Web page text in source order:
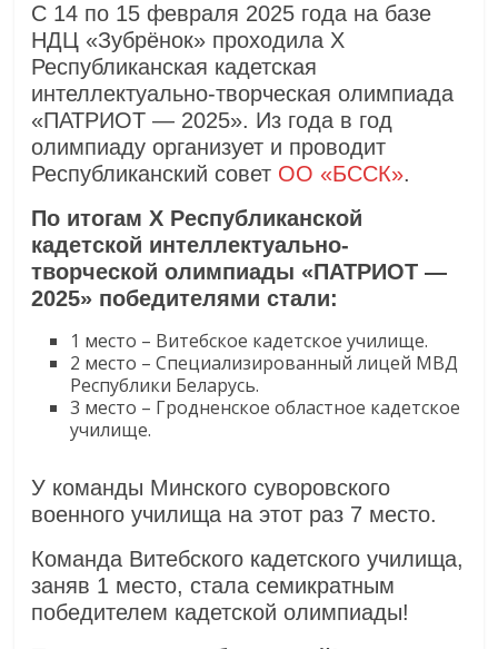
С 14 по 15 февраля 2025 года на базе
НДЦ «Зубрёнок» проходила Х
Республиканская кадетская
интеллектуально-творческая олимпиада
«ПАТРИОТ — 2025». Из года в год
олимпиаду организует и проводит
Республиканский совет ОО «БССК».
По итогам Х Республиканской
кадетской интеллектуально-
творческой олимпиады «ПАТРИОТ —
2025» победителями стали:
1 место – Витебское кадетское училище.
2 место – Специализированный лицей МВД
Республики Беларусь.
3 место – Гродненское областное кадетское
училище.
У команды Минского суворовского
военного училища на этот раз 7 место.
Команда Витебского кадетского училища,
заняв 1 место, стала семикратным
победителем кадетской олимпиады!